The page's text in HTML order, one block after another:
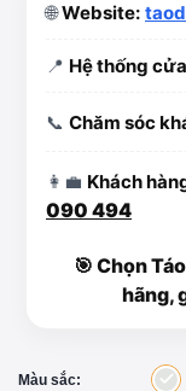
🌐Website:
📍 Hệ thống
📞 Chăm sóc
👩‍💼 Khách
090 494
🎯 Chọn
hãng,
Màu sắc: